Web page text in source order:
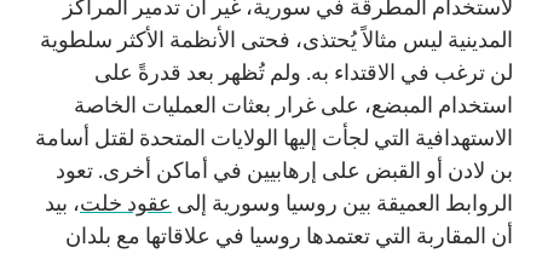
لاستخدام المطرقة في سورية، غير أن تدمير المراكز
المدينية ليس مثالاً يُحتذى، فحتى الأنظمة الأكثر سلطوية
لن ترغب في الاقتداء به. ولم تُظهر بعد قدرةً على
استخدام المبضع، على غرار بعثات العمليات الخاصة
الاستهدافية التي لجأت إليها الولايات المتحدة لقتل أسامة
بن لادن أو القبض على إرهابيين في أماكن أخرى. تعود
الروابط العميقة بين روسيا وسورية إلى عقود خلت، بيد
أن المقاربة التي تعتمدها روسيا في علاقاتها مع بلدان